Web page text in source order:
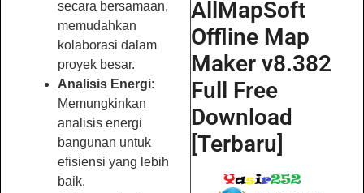
secara bersamaan,
memudahkan
kolaborasi dalam
proyek besar.
Analisis Energi:
Memungkinkan
analisis energi
bangunan untuk
efisiensi yang lebih
baik.
AllMapSoft
Offline Map
Maker v8.382
Full Free
Download
[Terbaru]